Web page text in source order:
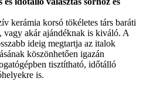
kerámia korsó tökéletes társ baráti
vagy akár ajándéknak is kiváló. A
ideig megtartja az italok
köszönhetően igazán
tisztítható, időtálló
is.